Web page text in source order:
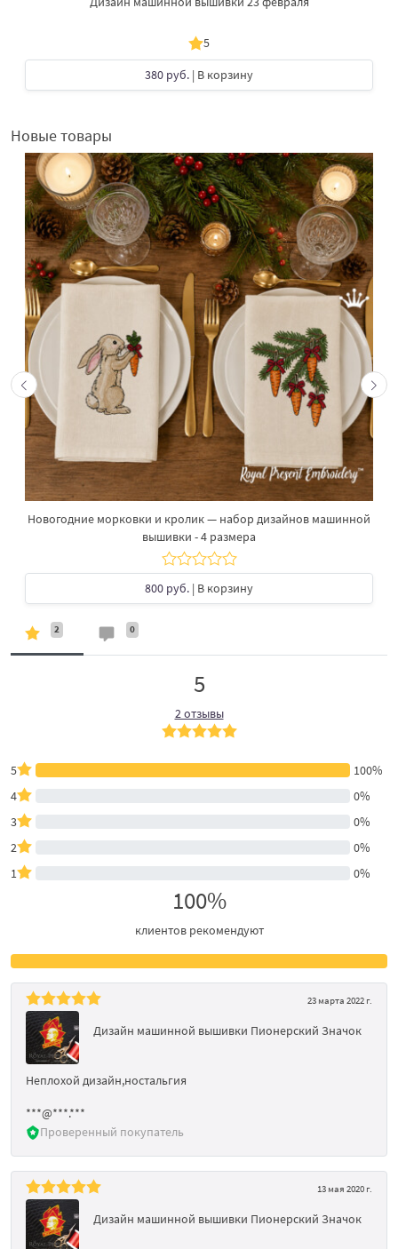
5
380 руб. | В корзину
Новые товары
Новогодние морковки и кролик — набор дизайнов машинной
вышивки - 4 размера
800 руб. | В корзину
2 0
5
2 отзывы
5
100%
4
0%
3
0%
2
0%
1
0%
100%
клиентов рекомендуют
23 марта 2022 г.
Дизайн машинной вышивки Пионерский Значок
Неплохой дизайн,ностальгия
***@***.***
Проверенный покупатель
13 мая 2020 г.
Дизайн машинной вышивки Пионерский Значок